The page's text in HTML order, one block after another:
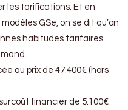
les tarifications. Et en
GSe, on se dit qu’on
habitudes tarifaires
au prix de 47.400€ (hors
financier de 5.100€